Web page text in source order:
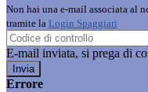
Non hai una e-mail associata al
tramite la Login Spaggiari
E-mail inviata, si prega di
Errore